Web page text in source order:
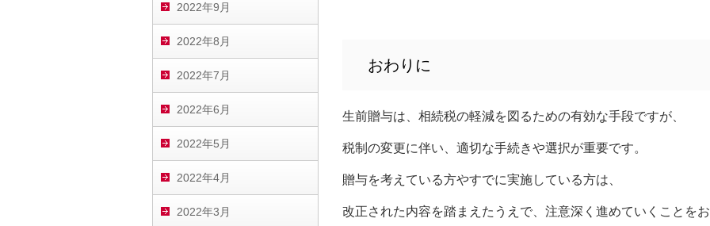
2022年9月
2022年8月
2022年7月
2022年6月
2022年5月
2022年4月
2022年3月
おわりに
生前贈与は、相続税の軽減を図るための有効な手段ですが、
税制の変更に伴い、適切な手続きや選択が重要です。
贈与を考えている方やすでに実施している方は、
改正された内容を踏まえたうえで、注意深く進めていくことを